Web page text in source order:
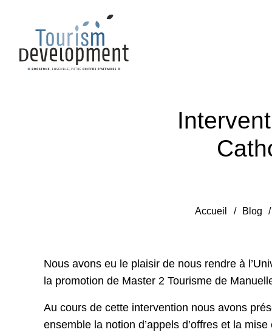
Accueil / Blog
Nous avons eu le plaisir de nous rendre à
la promotion de Master 2 Tourisme de
Au cours de cette intervention nous avons
ensemble la notion d’appels d’offres et la